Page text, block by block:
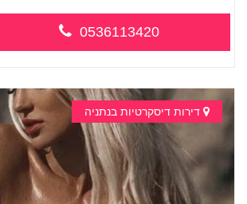
...
0536113420
דירות דיסקרטיות בנתניה